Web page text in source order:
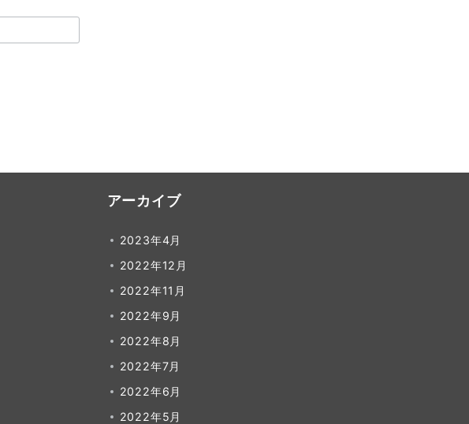
アーカイブ
2023年4月
2022年12月
2022年11月
2022年9月
2022年8月
2022年7月
2022年6月
2022年5月